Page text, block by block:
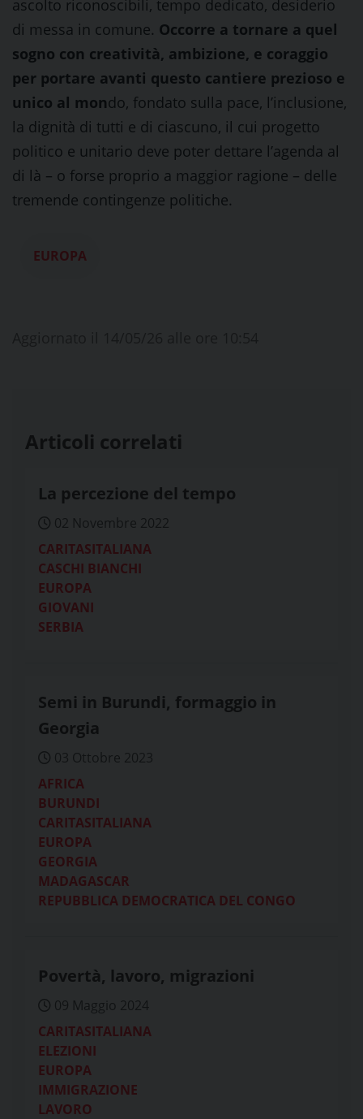
ascolto riconoscibili, tempo dedicato, desiderio
di messa in comune. Occorre a tornare a quel
sogno con creatività, ambizione, e coraggio
per portare avanti questo cantiere prezioso e
unico al mondo, fondato sulla pace, l’inclusione,
la dignità di tutti e di ciascuno, il cui progetto
politico e unitario deve poter dettare l’agenda al
di là – o forse proprio a maggior ragione – delle
tremende contingenze politiche.
EUROPA
Articoli correlati
La percezione del tempo
02 Novembre 2022
CARITASITALIANA
CASCHI BIANCHI
EUROPA
GIOVANI
SERBIA
Semi in Burundi, formaggio in
Georgia
03 Ottobre 2023
AFRICA
BURUNDI
CARITASITALIANA
EUROPA
GEORGIA
MADAGASCAR
REPUBBLICA DEMOCRATICA DEL CONGO
Povertà, lavoro, migrazioni
09 Maggio 2024
CARITASITALIANA
ELEZIONI
EUROPA
IMMIGRAZIONE
LAVORO